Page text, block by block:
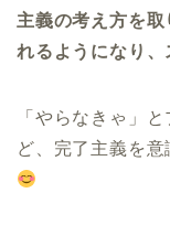
主義の考え方を
れるようになり、
「やらなきゃ」
ど、完了主義を意